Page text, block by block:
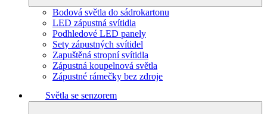
Bodová světla do sádrokartonu
LED zápustná svítidla
Podhledové LED panely
Sety zápustných svítidel
Zapuštěná stropní svítidla
Zápustná koupelnová světla
Zápustné rámečky bez zdroje
Světla se senzorem